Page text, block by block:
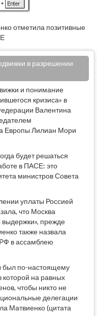
отметила позитивные
в разрешении
и понимание
кризиса» в
Валентина
Европы Лилиан Мори
будет решаться
в ПАСЕ: это
министров Совета
уплаты Россией
что Москва
выдержки», прежде
также назвала
в ассамблею
был по-настоящему
которой на равных
чтобы никто не
делегации
Матвиенко (цитата